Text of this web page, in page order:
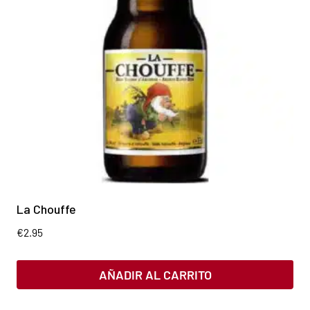
La Chouffe
€2.95
AÑADIR AL CARRITO